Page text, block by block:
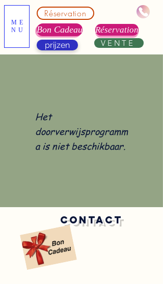
ME
NU
Réservation
Bon Cadeau
prijzen
Réservation
VENTE
Het
doorverwijsprogramm
a is niet beschikbaar.
contact